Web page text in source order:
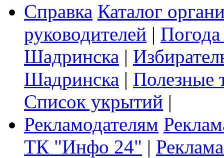
Справка Каталог
руководителей |
Шадринска |
Шадринска | Полезные
Список укрытий |
Рекламодателям
ТК "Инфо 24" |